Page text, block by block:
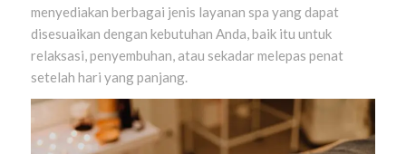
menyediakan berbagai jenis layanan spa yang dapat
disesuaikan dengan kebutuhan Anda, baik itu untuk
relaksasi, penyembuhan, atau sekadar melepas penat
setelah hari yang panjang.